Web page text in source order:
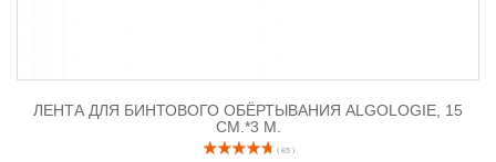
ЛЕНТА ДЛЯ БИНТОВОГО ОБЁРТЫВАНИЯ ALGOLOGIE, 15
СМ.*3 М.
( 65 )